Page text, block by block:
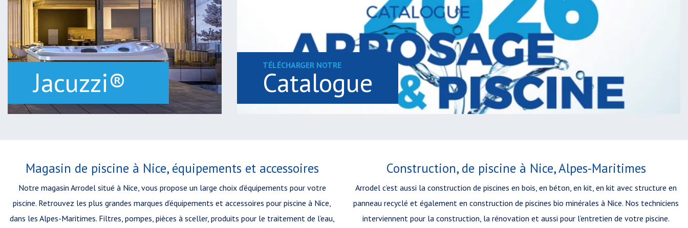
Jacuzzi®
TÉLÉCHARGER NOTRE
Catalogue
Magasin de piscine à Nice, équipements et accessoires
Notre magasin Arrodel situé à Nice, vous propose un large choix d’équipements pour votre
piscine. Retrouvez les plus grandes marques d’équipements et accessoires pour piscine à Nice,
dans les Alpes-Maritimes. Filtres, pompes, pièces à sceller, produits pour le traitement de l’eau,
Construction, de piscine à Nice, Alpes-Maritimes
Arrodel c’est aussi la construction de piscines en bois, en béton, en kit, en kit avec structure en
panneau recyclé et également en construction de piscines bio minérales à Nice. Nos techniciens
interviennent pour la construction, la rénovation et aussi pour l’entretien de votre piscine.